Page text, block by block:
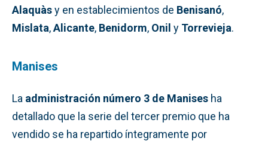
Alaquàsy en establecimientos de Benisanó,
Mislata,Alicante, Benidorm, Onil y Torrevieja.
Manises
La administración número 3 de Manises ha
detallado que la serie del tercer premio que ha
vendido se ha repartido íntegramente por